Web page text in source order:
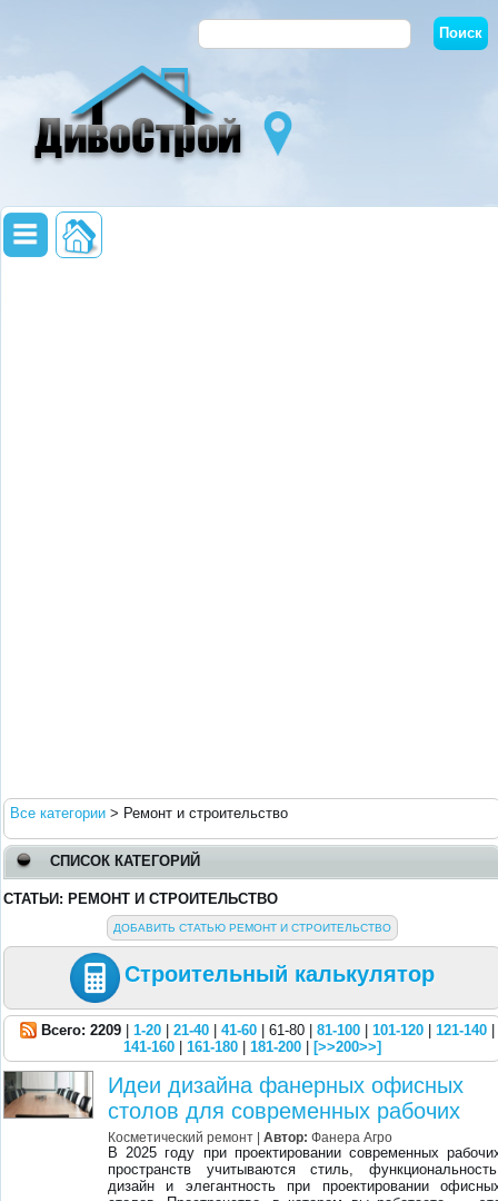
Все категории > Ремонт и строительство
СПИСОК КАТЕГОРИЙ
СТАТЬИ: РЕМОНТ И СТРОИТЕЛЬСТВО
ДОБАВИТЬ СТАТЬЮ РЕМОНТ И СТРОИТЕЛЬСТВО
Строительный калькулятор
Всего: 2209| 1-20| 21-40| 41-60| 61-80 | 81-100| 101-120| 121-140|
141-160
161-180 181-200 [>>200>>]
Идеи дизайна фанерных офисных
столов для современных рабочих
Косметический ремонт |Автор: Фанера Агро
В 2025 году при проектировании современных
пространств учитываются стиль,
дизайн и элегантность при проектировании